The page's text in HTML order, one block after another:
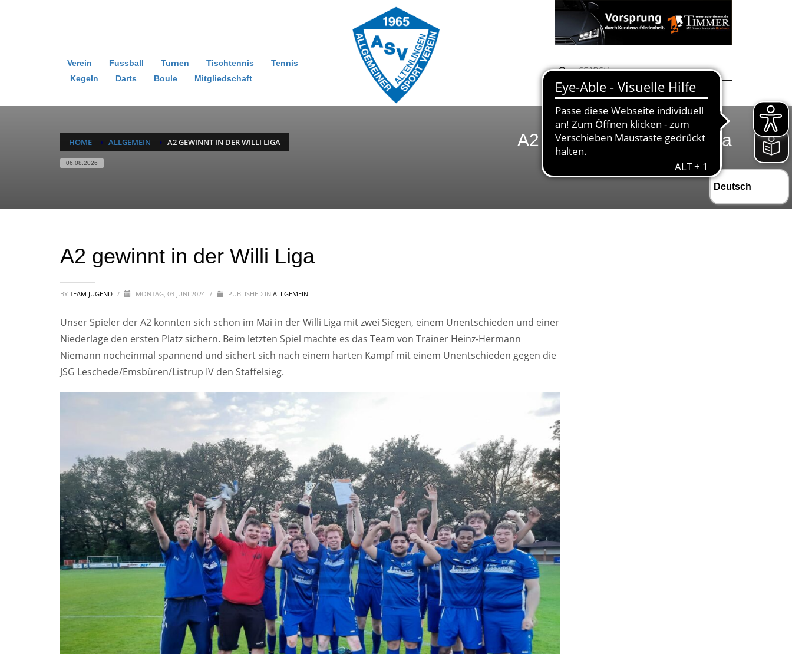
Verein Fussball Turnen Tischtennis
Tennis
Kegeln
Darts Boule Mitgliedschaft
HOME ALLGEMEIN A2 GEWINNT IN DER WILLI LIGA
06.08.2026
A2 gewinnt in der Willi Liga
A2 gewinnt in der Willi Liga
BY TEAM JUGEND / MONTAG, 03 JUNI 2024 / PUBLISHED IN ALLGEMEIN
Unser Spieler der A2 konnten sich schon im Mai in der Willi Liga mit zwei Siegen, einem Unentschieden und einer
Niederlage den ersten Platz sichern. Beim letzten Spiel machte es das Team von Trainer Heinz-Hermann
Niemann nocheinmal spannend und sichert sich nach einem harten Kampf mit einem Unentschieden gegen die
JSG Leschede/Emsbüren/Listrup IV den Staffelsieg.